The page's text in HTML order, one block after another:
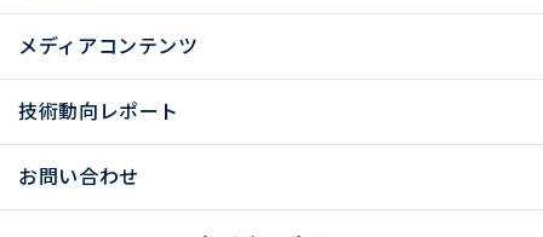
メディアコンテンツ
技術動向レポート
お問い合わせ